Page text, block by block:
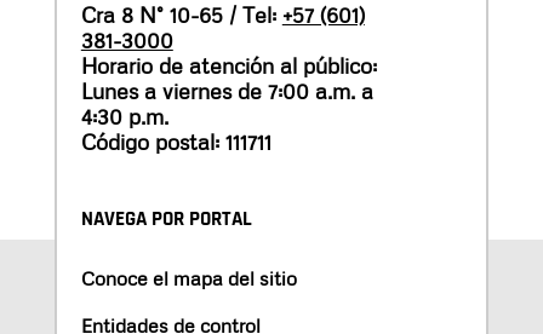
Cra 8 N° 10-65 / Tel: +57 (601)
381-3000
Horario de atención al público:
Lunes a viernes de 7:00 a.m. a
4:30 p.m.
Código postal: 111711
NAVEGA POR PORTAL
Conoce el mapa del sitio
Entidades de control